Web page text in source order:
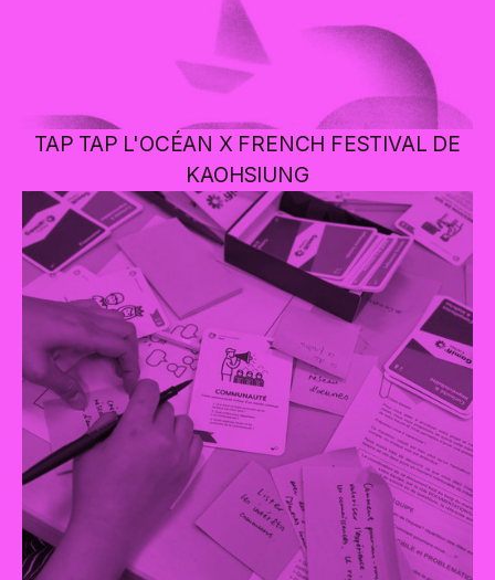
TAP TAP L'OCÉAN X FRENCH FESTIVAL DE
KAOHSIUNG